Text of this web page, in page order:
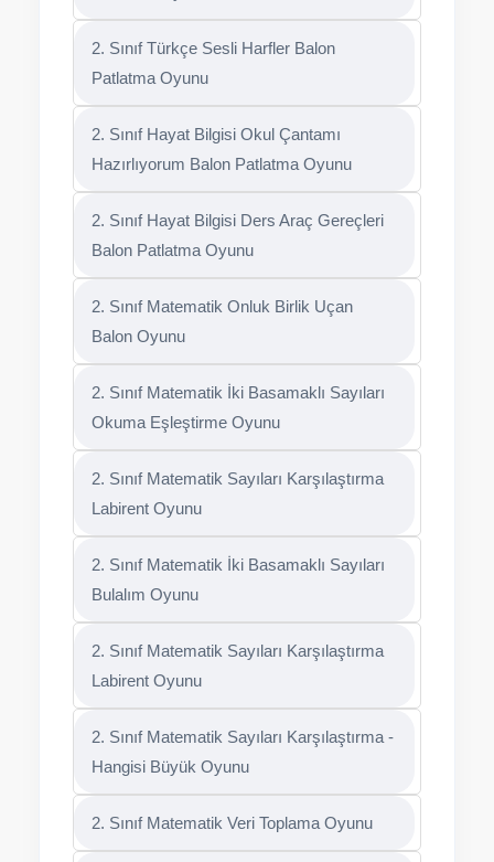
2. Sınıf Türkçe Sesli Harfler Balon
Patlatma Oyunu
2. Sınıf Hayat Bilgisi Okul Çantamı
Hazırlıyorum Balon Patlatma Oyunu
2. Sınıf Hayat Bilgisi Ders Araç Gereçleri
Balon Patlatma Oyunu
2. Sınıf Matematik Onluk Birlik Uçan
Balon Oyunu
2. Sınıf Matematik İki Basamaklı Sayıları
Okuma Eşleştirme Oyunu
2. Sınıf Matematik Sayıları Karşılaştırma
Labirent Oyunu
2. Sınıf Matematik İki Basamaklı Sayıları
Bulalım Oyunu
2. Sınıf Matematik Sayıları Karşılaştırma
Labirent Oyunu
2. Sınıf Matematik Sayıları Karşılaştırma -
Hangisi Büyük Oyunu
2. Sınıf Matematik Veri Toplama Oyunu